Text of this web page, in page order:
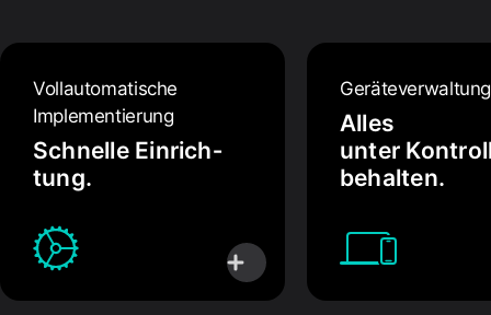
Voll­auto­matische
Implementierung
Schnelle Einrich­
tung.
W
e
Geräte­verwaltung
Alles
unter
behalten.